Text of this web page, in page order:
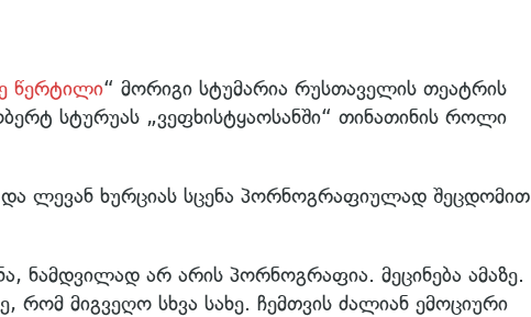
წერტილი“ მორიგი სტუმარია რუსთაველის თეატრის
სტურუას „ვეფხისტყაოსანში“ თინათინის როლი
და ლევან ხურციას სცენა პორნოგრაფიულად შეცდომით
ნამდვილად არ არის პორნოგრაფია. მეცინება ამაზე.
მიგვეღო სხვა სახე. ჩემთვის ძალიან ემოციური